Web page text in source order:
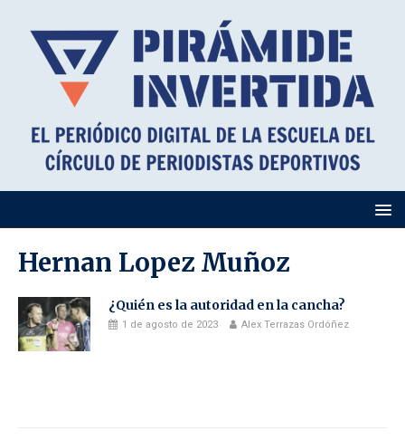
Hernan Lopez Muñoz
¿Quién es la autoridad en la cancha?
1 de agosto de 2023 Alex Terrazas Ordóñez